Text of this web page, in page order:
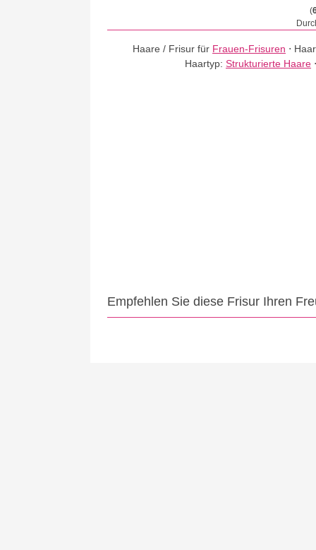
(
Haare / Frisur für Frauen-Frisuren ⋅
Haartyp:Strukturierte Haare
Empfehlen Sie diese Frisur Ihren